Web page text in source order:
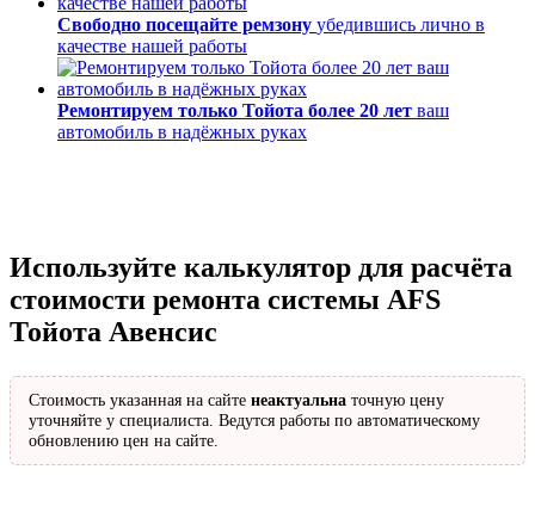
Свободно посещайте ремзону убедившись лично в
качестве нашей работы
Ремонтируем только Тойота более 20 лет ваш
автомобиль в надёжных руках
Используйте калькулятор для расчёта
стоимости ремонта системы AFS
Тойота Авенсис
Стоимость указанная на сайте неактуальна точную цену
уточняйте у специалиста. Ведутся работы по автоматическому
обновлению цен на сайте.